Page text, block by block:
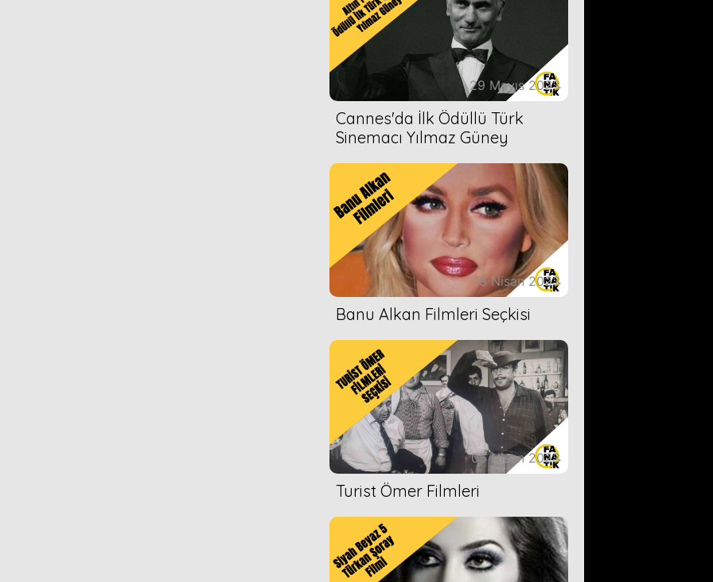
29 Mayıs 2023
Cannes'da İlk Ödüllü Türk
Sinemacı Yılmaz Güney
18 Nisan 2023
Banu Alkan Filmleri Seçkisi
05 Nisan 2023
Turist Ömer Filmleri